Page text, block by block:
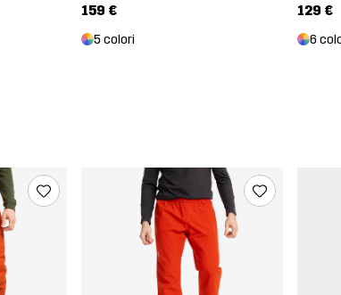
159 €
5 colori
129 €
6